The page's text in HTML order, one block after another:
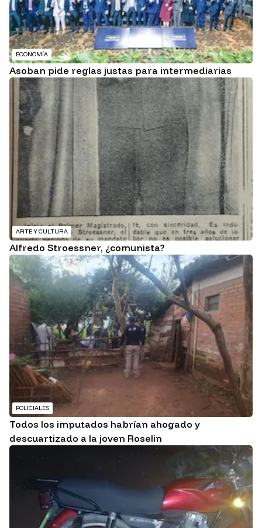
ECONOMÍA
Asoban pide reglas justas para intermediarias
ARTE Y CULTURA
Alfredo Stroessner, ¿comunista?
POLICIALES
Todos los imputados habrían ahogado y
descuartizado a la joven Roselin